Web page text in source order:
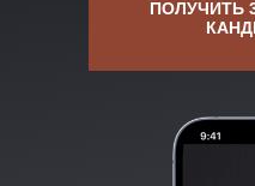
ПОЛУЧИТЬ